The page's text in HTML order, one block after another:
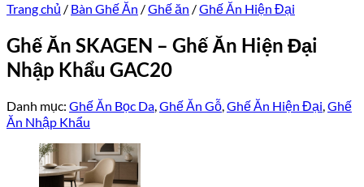
Trang chủ / Bàn Ghế Ăn /Ghế ăn /Ghế Ăn Hiện Đại
Ghế Ăn SKAGEN – Ghế Ăn Hiện Đại
Nhập Khẩu GAC20
Danh mục: Ghế Ăn Bọc Da,Ghế Ăn Gỗ,Ghế Ăn Hiện Đại,Ghế
Ăn Nhập Khẩu